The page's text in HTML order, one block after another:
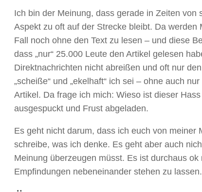
Ich bin der Meinung, dass gerade in Zeiten von
Aspekt zu oft auf der Strecke bleibt. Da werden
Fall noch ohne den Text zu lesen – und diese
dass „nur“ 25.000 Leute den Artikel gelesen
Direktnachrichten nicht abreißen und oft nur
„scheiße“ und „ekelhaft“ ich sei – ohne auch
Artikel. Da frage ich mich: Wieso ist dieser
ausgespuckt und Frust abgeladen.
Es geht nicht darum, dass ich euch von meiner
schreibe, was ich denke. Es geht aber auch
Meinung überzeugen müsst. Es ist durchaus
Empfindungen nebeneinander stehen zu lassen.